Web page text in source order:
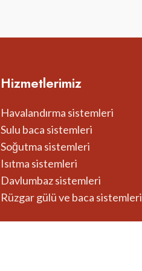
Hizmetlerimiz
Havalandırma sistemleri
Sulu baca sistemleri
Soğutma sistemleri
Isıtma sistemleri
Davlumbaz sistemleri
Rüzgar gülü ve baca sistemleri